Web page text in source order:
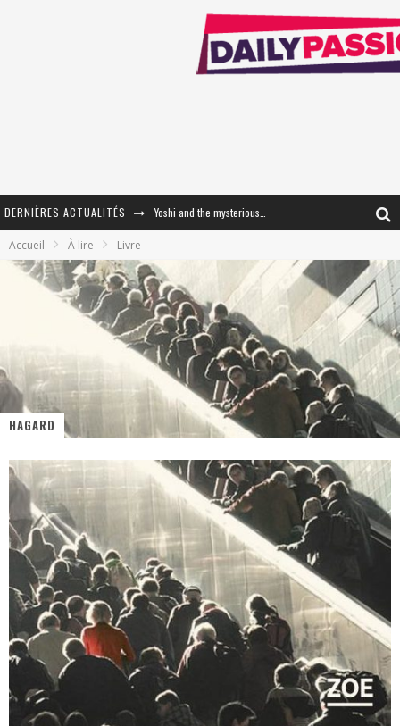
DERNIÈRES ACTUALITÉS
« Le Béton et le Bambou / Propositions pour Mayotte et le Monde. » - Améliorations !
Star Fox
« MOFUSAND / Parler Japonais » – Des Expressions Pratiques !
Assassin's Creed Black Flag Resynced
« Le Vent dand les Saules » - Une Belle Histoire !
Splatoon Raiders
Accueil À lire Livre
HAGARD